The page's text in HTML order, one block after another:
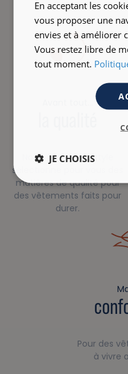
Notre bureau de style
sélectionne pour vous des
matières de qualité pour
des vêtements faits pour
durer.
Pour des
à vivre
En acceptant les
vous proposer une
envies et à améliorer
Vous restez libre de
tout moment.
JE CHOISIS